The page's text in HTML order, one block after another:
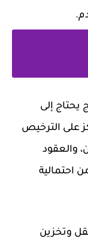
يحتاج إلى
على الترخيص
والعقود
احتمالية
وتخزين